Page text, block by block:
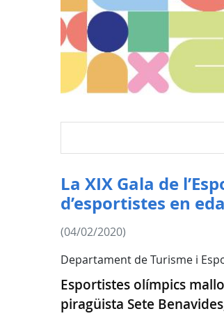
La XIX Gala de
d’esportistes en
(04/02/2020)
Departament de Turisme i
Esportistes olímpics
piragüista Sete